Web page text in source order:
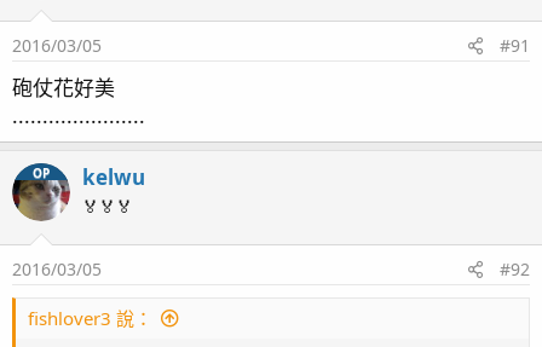
2016/03/05 #91
砲仗花好美
......................
OP kelwu
🏅🏅🏅
2016/03/05 #92
fishlover3 說：